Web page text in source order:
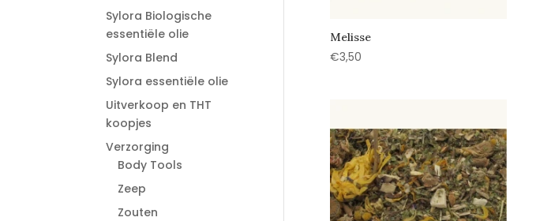
Melisse
€3,50
Sylora Biologische
essentiële olie
Sylora Blend
Sylora essentiële olie
Uitverkoop en THT
koopjes
Verzorging
Body Tools
Zeep
Zouten